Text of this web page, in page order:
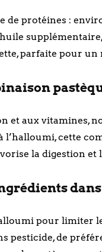
de protéines :
parfaite pour un
et aux vitamines,
l’halloumi, cette
la digestion
pour limiter
pesticide, de